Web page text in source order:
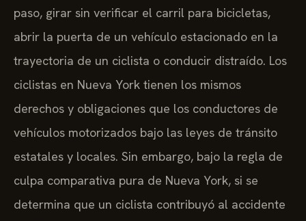
paso, girar sin verificar el carril para bicicletas,
abrir la puerta de un vehículo estacionado en la
trayectoria de un ciclista o conducir distraído. Los
ciclistas en Nueva York tienen los mismos
derechos y obligaciones que los conductores de
vehículos motorizados bajo las leyes de tránsito
estatales y locales. Sin embargo, bajo la regla de
culpa comparativa pura de Nueva York, si se
determina que un ciclista contribuyó al accidente